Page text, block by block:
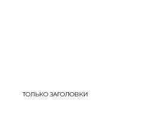
ТОЛЬКО ЗАГОЛОВКИ